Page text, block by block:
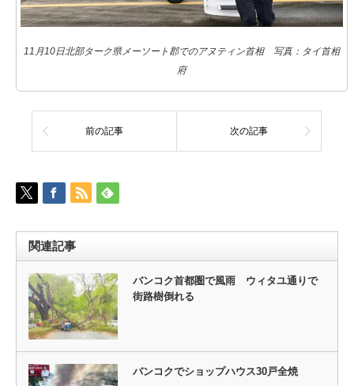
11月10日北部ターク県メーソート郡でのアヌティン首相 写真：タイ首相
府
前の記事 次の記事
関連記事
バンコク首都圏で風雨 ウィタユ通りで
街路樹倒れる
バンコクでショップハウス30戸全焼